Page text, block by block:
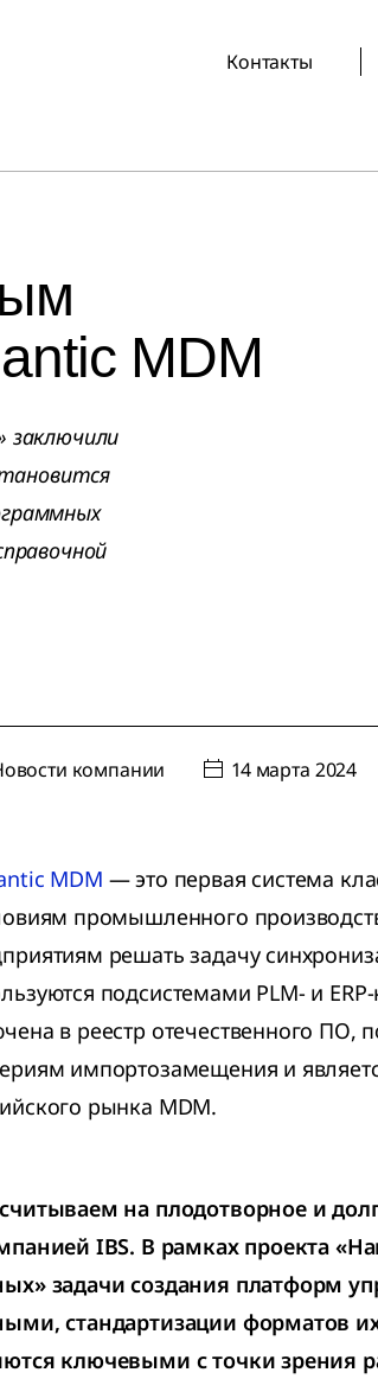
Контакты
MDM
заключили
компании 14 марта 2024
MDM — это первая система
промышленного
решать задачу
подсистемами PLM- и
в реестр отечественного ПО,
импортозамещения и
рынка MDM.
на плодотворное и
IBS. В рамках проекта
задачи создания платформ
стандартизации форматов
ключевыми с точки зрения